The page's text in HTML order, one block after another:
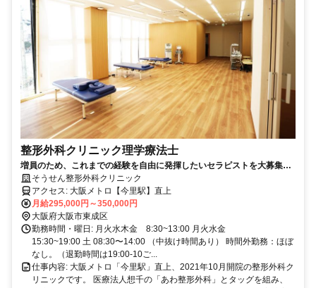
整形外科クリニック理学療法士
増員のため、これまでの経験を自由に発揮したいセラピストを大募集い
たします
そうせん整形外科クリニック
アクセス: 大阪メトロ【今里駅】直上
月給295,000円～350,000円
大阪府大阪市東成区
勤務時間・曜日: 月火水木金 8:30~13:00 月火水金
15:30~19:00 土 08:30〜14:00 （中抜け時間あり） 時間外勤務：ほぼ
なし。（退勤時間は19:00-10ご...
仕事内容: 大阪メトロ「今里駅」直上、2021年10月開院の整形外科ク
リニックです。 医療法人想千の「あわ整形外科」とタッグを組み、